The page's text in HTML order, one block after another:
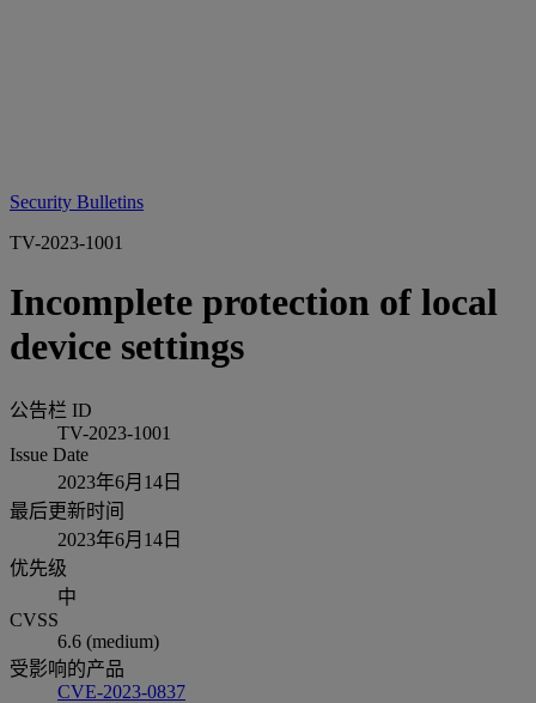
Security Bulletins
TV-2023-1001
Incomplete protection of local
device settings
公告栏 ID
TV-2023-1001
Issue Date
2023年6月14日
最后更新时间
2023年6月14日
优先级
中
CVSS
6.6 (medium)
受影响的产品
CVE-2023-0837